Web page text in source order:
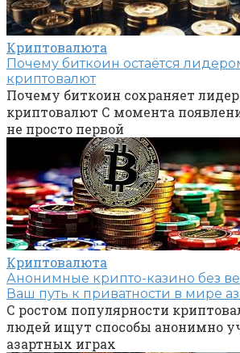
Криптовалюта
Почему биткоин остаётся
криптовалют
Почему биткоин сохраняет
криптовалют С момента
не просто первой
Криптовалюта
Анонимные крипто-казино без
Ваш путь к приватности в мире
С ростом популярности
людей ищут способы анонимно
азартных играх